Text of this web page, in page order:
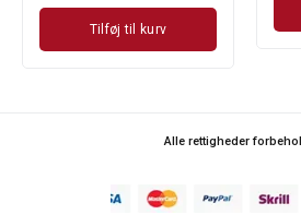
Tilføj til kurv
Alle rettigheder